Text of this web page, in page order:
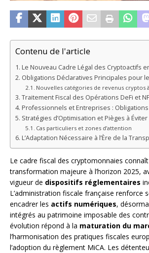
Contenu de l'article
Le Nouveau Cadre Légal des Cryptoactifs
Obligations Déclaratives Principales pour
Nouvelles catégories de revenus cryptos
Traitement Fiscal des Opérations DeFi et
Professionnels et Entreprises :
Stratégies d’Optimisation et Pièges à Éviter
Cas particuliers et zones d’attention
L’Adaptation Nécessaire à l’Ère de la
Le cadre fiscal des cryptomonnaies
transformation majeure à l’horizon 2025,
vigueur de dispositifs réglementaires
L’administration fiscale française renforce
encadrer les actifs numériques,
intégrés au patrimoine imposable des
évolution répond à la maturation du
l’harmonisation des pratiques fiscales
l’adoption du règlement MiCA. Les